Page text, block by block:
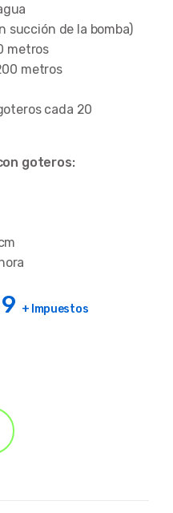
succión de la bomba)
metros
metros
cada 20
goteros:
+ Impuestos